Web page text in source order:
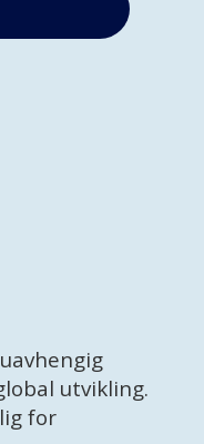
utvikling.
for